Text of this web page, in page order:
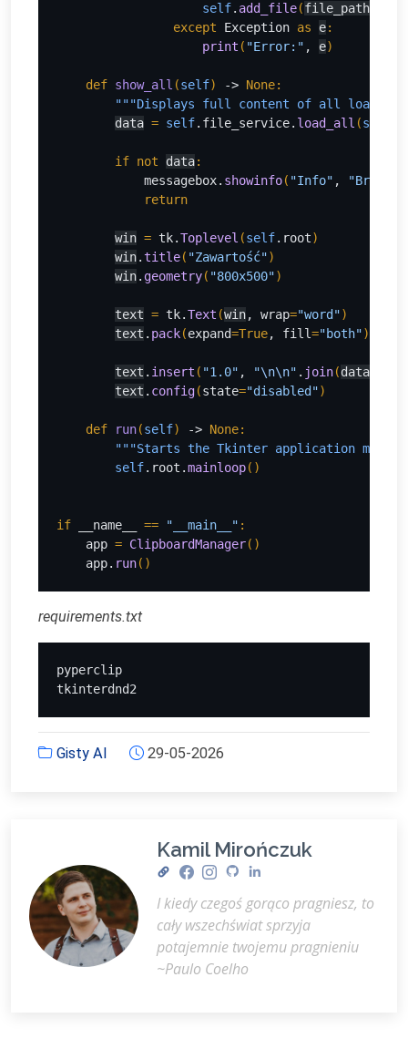
self. add_file(file_path
except Exception as e:
print ( "Error:" , e)
def show_all (self) -> None:
"""Displays full content of all loaded
data = self.file_service. load_all (self
if not data:
messagebox. showinfo( "Info" ,
"Brak
return
win = tk.Toplevel (self.root)
win.title( "Zawartość")
win. geometry( "800x500")
text = tk.Text (win, wrap="word")
text . pack(expand=True, fill="both")
text . insert ( "1.0" , "\n\n" . join(data
text . config(state="disabled")
def run(self) -> None:
"""Starts the Tkinter application main
        self
.root.mainloop()
if __name__ == "__main__" :
app = ClipboardManager()
app. run()
requirements.txt
pyperclip
tkinterdnd2
Gisty AI 29-05-2026
Kamil Mirończuk
I kiedy czegoś gorąco pragniesz, to
cały wszechświat sprzyja
potajemnie twojemu pragnieniu
~Paulo Coelho